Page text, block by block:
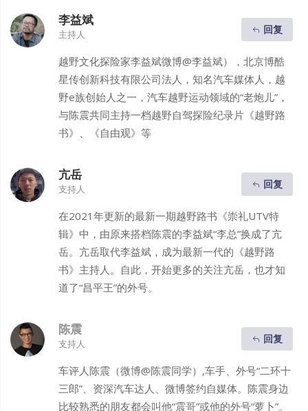
李益斌
主持人 回复
越野文化探险家李益斌微博@李益斌），北京博酷
星传创新科技有限公司法人，知名汽车媒体人，越
野e族创始人之一，汽车越野运动领域的“老炮儿”，
与陈震共同主持一档越野自驾探险纪录片《越野路
书》、《自由观》等
亢岳
支持人 回复
在2021年更新的最新一期越野路书《崇礼UTV特
辑》中，由原来搭档陈震的李益斌“李总”换成了亢
岳。亢岳取代李益斌，成为最新一代的《越野路
书》主持人。自此，开始更多的关注亢岳，也才知
道了“昌平王”的外号。
陈震
支持人 回复
车评人陈震（微博@陈震同学）,车手、外号“二环十
三郎”、资深汽车达人、微博签约自媒体。陈震身边
比较熟悉的朋友都会叫他“震哥”或他的外号“萝卜”。